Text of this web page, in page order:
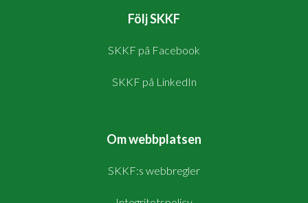
Följ SKKF
SKKF på Facebook
SKKF på LinkedIn
Om webbplatsen
SKKF:s webbregler